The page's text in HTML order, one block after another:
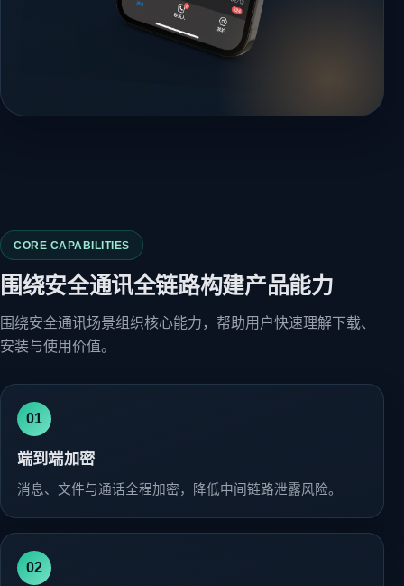
CORE CAPABILITIES
围绕安全通讯全链路构建产品能力
围绕安全通讯场景组织核心能力，帮助用户快速理解下载、
安装与使用价值。
01
端到端加密
消息、文件与通话全程加密，降低中间链路泄露风险。
02